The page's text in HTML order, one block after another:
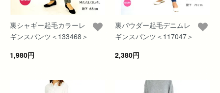
裏シャギー起毛カラーレ
ギンスパンツ＜133468＞
1,980円
裏パウダー起毛デニムレ
ギンスパンツ＜117047＞
2,380円